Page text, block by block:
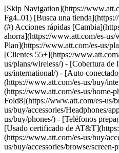
[Skip Navigation](https://www.att.com#mega-z2_jump_link) [Personal](https://www.att.com/es-us/) [Empresas](https://www.att.com/es-us/?1036077272%3BamdU7ms02uyDVD7hILrWak6c7DshIidU2t-Fg4..01) [Busca una tienda](https://www.att.com/es-us/stores/) [View in English](javascript:void%280%29) [](https://www.att.com/es-us/) - Tienda ## Tienda - [Planes y servicios](#) - [Dispositivos y accesorios](#) Acciones rápidas [Cambia](https://www.att.com/es-us/upgrade/) [Añade una línea](https://www.att.com/es-us/plans/add-a-line/) [Trae tu propio teléfono](https://www.att.com/es-us/wireless/byod/) [Cambia y ahorra](https://www.att.com/es-us/wireless/switch-and-save/) ### Paquetes - [Explorar paquetes](https://www.att.com/es-us/bundles/) - [AT&T OneConnect](https://www.att.com/es-us/oneconnect/) - [Build-A-Plan](https://www.att.com/es-us/plans/build-a-plan) - [Internet + servicio móvil](https://www.att.com/es-us/bundles/internet-wireless/) - [Internet + teléfono residencial](https://www.att.com/es-us/home-phone/) - [Clientes 55+](https://www.att.com/es-us/bundles/55-plus-internet-wireless/) ### Móvil - [Explora servicio móvil](https://www.att.com/es-us/wireless/) - [Planes de teléfonos](https://www.att.com/es-us/plans/wireless/) - [Cobertura de la red](https://www.att.com/es-us/maps/wireless-coverage.html) - [Prepago](https://www.att.com/es-us/prepaid/) - [Adicionales internacionales](https://www.att.com/es-us/international/) - [Auto conectado](https://www.att.com/es-us/plans/connected-car/) ### Internet residencial - [Explora internet residencial](https://www.att.com/es-us/internet/) - [Ve la